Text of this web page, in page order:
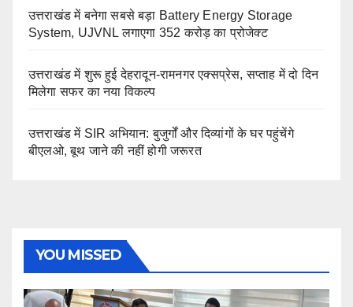
उत्तराखंड में बनेगा सबसे बड़ा Battery Energy Storage
System, UJVNL लगाएगा 352 करोड़ का प्रोजेक्ट
उत्तराखंड में शुरू हुई देहरादून-रामनगर एक्सप्रेस, सप्ताह में दो दिन
मिलेगा सफर का नया विकल्प
उत्तराखंड में SIR अभियान: बुजुर्गों और दिव्यांगों के घर पहुंचेंगे
बीएलओ, बूथ जाने की नहीं होगी जरूरत
YOU MISSED